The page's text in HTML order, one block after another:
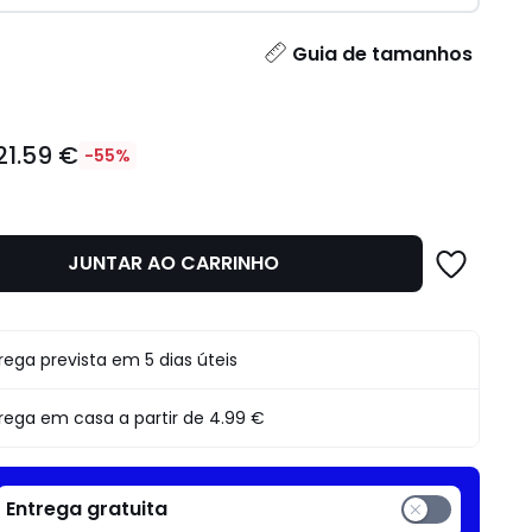
Guia de tamanhos
€ -55%
JUNTAR AO CARRINHO
prevista em 5 dias úteis
em casa a partir de 4.99 €
Entrega gratuita